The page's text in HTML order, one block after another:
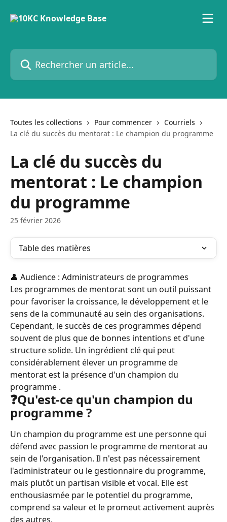
Rechercher un article...
Toutes les collections Pour commencer
Courriels
La clé du succès du mentorat : Le champion du programme
La clé du succès du
mentorat : Le champion
du programme
25 février 2026
Table des matières
👤 Audience : Administrateurs de programmes
Les programmes de mentorat sont un outil puissant
pour favoriser la croissance, le développement et le
sens de la communauté au sein des organisations.
Cependant, le succès de ces programmes dépend
souvent de plus que de bonnes intentions et d'une
structure solide. Un ingrédient clé qui peut
considérablement élever un programme de
mentorat est la présence d'un champion du
programme .
❓Qu'est-ce qu'un champion du
programme ?
Un champion du programme est une personne qui
défend avec passion le programme de mentorat au
sein de l'organisation. Il n'est pas nécessairement
l'administrateur ou le gestionnaire du programme,
mais plutôt un partisan visible et vocal. Elle est
enthousiasmée par le potentiel du programme,
comprend sa valeur et le promeut activement auprès
des autres.